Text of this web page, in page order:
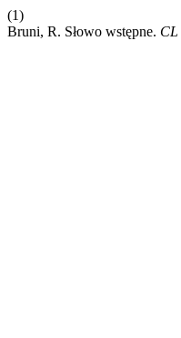
(1)
Bruni, R. Słowo wstępne. CL